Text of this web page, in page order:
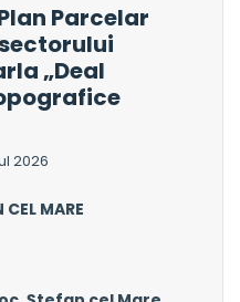
Plan Parcelar
„Deal
2026
MARE